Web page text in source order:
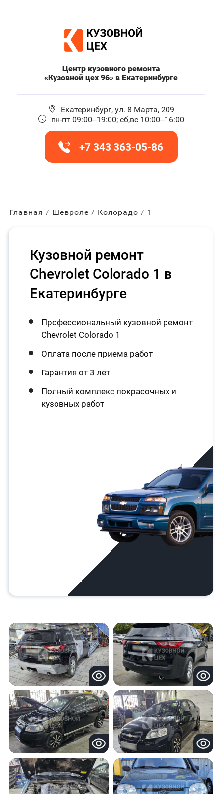
Центр кузовного ремонта
«Кузовной цех 96» в Екатеринбурге
Екатеринбург, ул. 8 Марта, 209
пн-пт 09:00–19:00; сб,вс 10:00–16:00
+7 343 363-05-86
Главная Шевроле Колорадо 1
Кузовной ремонт
Chevrolet Colorado 1 в
Екатеринбурге
Профессиональный кузовной ремонт
Chevrolet Colorado 1
Оплата после приема работ
Гарантия от 3 лет
Полный комплекс покрасочных и
кузовных работ